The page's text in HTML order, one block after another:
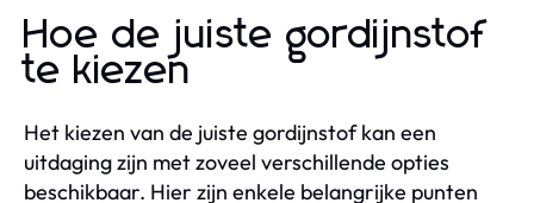
Hoe de juiste gordijnstof
te kiezen
Het kiezen van de juiste gordijnstof kan een
uitdaging zijn met zoveel verschillende opties
beschikbaar. Hier zijn enkele belangrijke punten